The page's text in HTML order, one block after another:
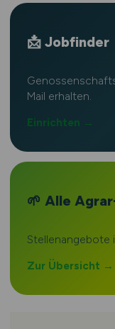
📩 Jobfinder
Mail erhalten.
Einrichten →
🌱 Alle
Stellenangebote
Zur Übersicht →